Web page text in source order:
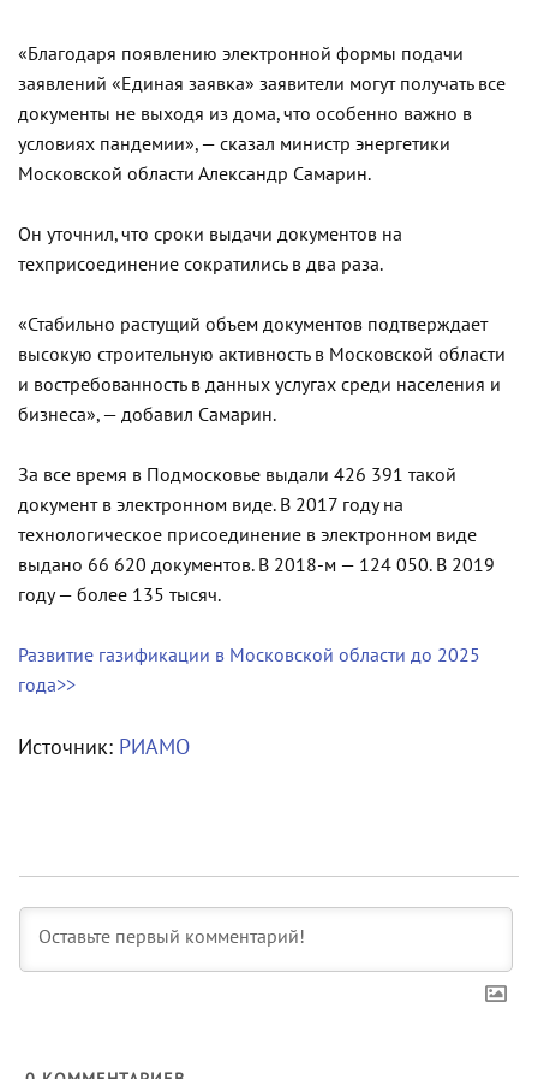
«Благодаря появлению электронной формы подачи
заявлений «Единая заявка» заявители могут получать все
документы не выходя из дома, что особенно важно в
условиях пандемии», — сказал министр энергетики
Московской области Александр Самарин.
Он уточнил, что сроки выдачи документов на
техприсоединение сократились в два раза.
«Стабильно растущий объем документов подтверждает
высокую строительную активность в Московской области
и востребованность в данных услугах среди населения и
бизнеса», — добавил Самарин.
За все время в Подмосковье выдали 426 391 такой
документ в электронном виде. В 2017 году на
технологическое присоединение в электронном виде
выдано 66 620 документов. В 2018-м — 124 050. В 2019
году — более 135 тысяч.
Развитие газификации в Московской области до 2025
года>>
Источник: РИАМО